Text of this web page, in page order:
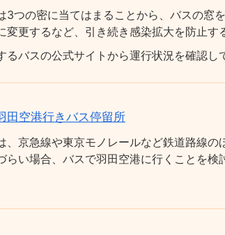
3つの密に当てはまることから、バスの窓
変更するなど、引き続き感染拡大を防止す
るバスの公式サイトから運行状況を確認し
田空港行きバス停留所
、京急線や東京モノレールなど鉄道路線の
らい場合、バスで羽田空港に行くことを検